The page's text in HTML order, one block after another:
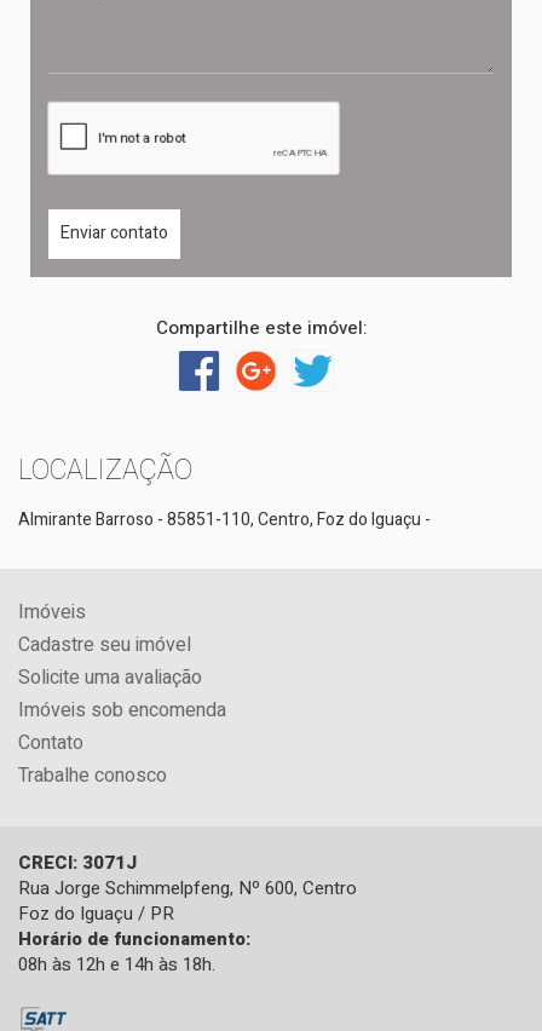
Compartilhe este imóvel:
LOCALIZAÇÃO
Almirante Barroso - 85851-110, Centro, Foz do Iguaçu -
Imóveis
Cadastre seu imóvel
Solicite uma avaliação
Imóveis sob encomenda
Contato
Trabalhe conosco
CRECI: 3071J
Rua Jorge Schimmelpfeng, Nº 600, Centro
Foz do Iguaçu / PR
Horário de funcionamento:
08h às 12h e 14h às 18h.